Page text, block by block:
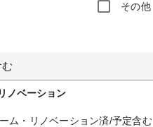
その他
ノベーション
ム・リノベーション済/予定含む